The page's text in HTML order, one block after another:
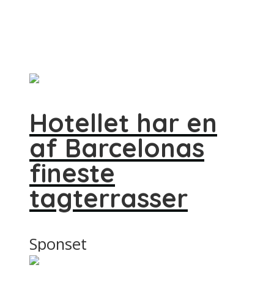
Hotellet har en
af Barcelonas
fineste
tagterrasser
Sponset